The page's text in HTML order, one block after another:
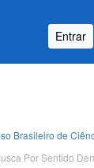
Entrar
Brasileiro de
Por Sentido